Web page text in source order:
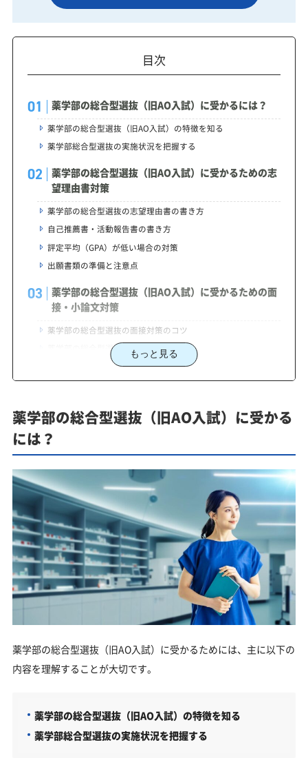
目次
薬学部の総合型選抜（旧AO入試）に受かるには？
薬学部の総合型選抜（旧AO入試）の特徴を知る
薬学部総合型選抜の実施状況を把握する
薬学部の総合型選抜（旧AO入試）に受かるための志
望理由書対策
薬学部の総合型選抜の志望理由書の書き方
自己推薦書・活動報告書の書き方
評定平均（GPA）が低い場合の対策
出願書類の準備と注意点
薬学部の総合型選抜（旧AO入試）に受かるための面
接・小論文対策
薬学部の総合型選抜の面接対策のコツ
薬学部の総合型選抜の小論文対策のコツ
自己分析のやり方
薬学部総合型選抜の学習計画
モチベーションを維持する方法
薬学部の学費
実務実習・国家試験合格率から考える薬学部選び
薬学部の総合型選抜（旧AO入試）に受かるための課
外活動の重要性
主体性や課外活動の経験を最大限に活かす
課外活動を効果的にアピールする
まとめ
もっと見る
薬学部の総合型選抜（旧AO入試）に受かる
には？
薬学部の総合型選抜（旧AO入試）に受かるためには、主に以下の
内容を理解することが大切です。
薬学部の総合型選抜（旧AO入試）の特徴を知る
薬学部総合型選抜の実施状況を把握する